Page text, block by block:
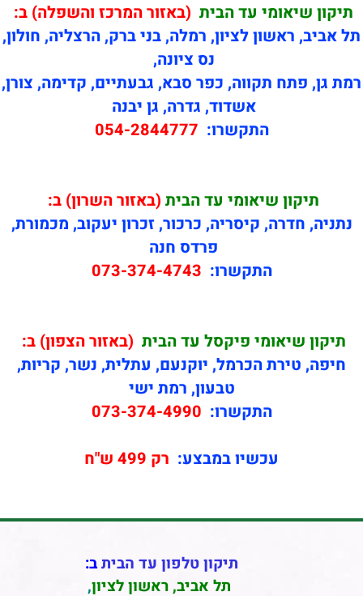
תיקון שיאומי עד הבית (באזור המרכז והשפלה) ב:
תל אביב, ראשון לציון, רמלה, בני ברק, הרצליה, חולון,
נס ציונה,
רמת גן, פתח תקווה, כפר סבא, גבעתיים, קדימה, צורן,
אשדוד, גדרה, גן יבנה
התקשרו: 054-2844777
תיקון שיאומי עד הבית (באזור השרון) ב:
נתניה, חדרה, קיסריה, כרכור, זכרון יעקוב, מכמורת,
פרדס חנה
התקשרו: 073-374-4743
תיקון שיאומי פיקסל עד הבית (באזור הצפון) ב:
חיפה, טירת הכרמל, יוקנעם, עתלית, נשר, קריות,
טבעון, רמת ישי
התקשרו: 073-374-4990
עכשיו במבצע: רק 499 ש"ח
תיקון טלפון עד הביתב:
תל אביב, ראשון לציון,